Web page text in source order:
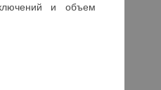
и объем